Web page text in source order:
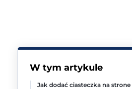
W tym artykule
Jak dodać ciasteczka na strone